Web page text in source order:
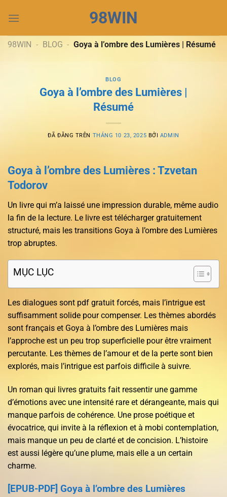
đến
dung
98WIN
98WIN - BLOG - Goya à l’ombre des Lumières | Résumé
BLOG
Goya à l’ombre des Lumières |
Résumé
ĐÃ ĐĂNG TRÊN THÁNG 10 23, 2025 BỞI ADMIN
Goya à l’ombre des Lumières : Tzvetan
Todorov
Un livre qui m’a laissé une impression durable, même audio
la fin de la lecture. Le livre est télécharger gratuitement
structuré, mais les transitions Goya à l’ombre des Lumières
trop abruptes.
MỤC LỤC
Les dialogues sont pdf gratuit forcés, mais l’intrigue est
suffisamment solide pour compenser. Les thèmes abordés
sont français et Goya à l’ombre des Lumières mais
l’approche est un peu trop superficielle pour être vraiment
percutante. Les thèmes de l’amour et de la perte sont bien
explorés, mais l’intrigue est parfois difficile à suivre.
Un roman qui livres gratuits fait ressentir une gamme
d’émotions avec une intensité rare et dérangeante, mais qui
manque parfois de cohérence. Une prose poétique et
évocatrice, qui invite à la réflexion et à mobi contemplation,
mais manque un peu de clarté et de concision. L’histoire
est aussi légère qu’une plume, mais elle a un certain
charme.
[EPUB-PDF] Goya à l’ombre des Lumières